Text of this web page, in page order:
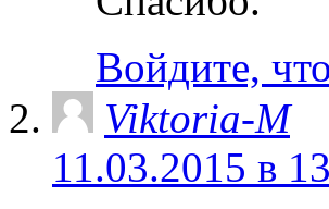
Войдите,
Viktoria-M
11.03.2015 в